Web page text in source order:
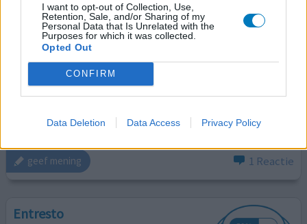
I want to opt-out of Collection, Use,
Retention, Sale, and/or Sharing of my
Personal Data that Is Unrelated with the
Purposes for which it was collected.
Opted Out
CONFIRM
Data Deletion Data Access Privacy Policy
Hoeveelheid bijwerkingen
Hartpompkracht na ritme stoornissen nog 22% na 4
weken Entresto 38% . Slecht geheugen slecht autorijden
slecht slapen vreselijk moe deze klachten werden zeker
niet minder maar je went eraan. Wel fietsen 3 x per week.
Toen de pomp kracht ineens zakte dubbele dosis, binnen
4 dagen helemaal van de kaart l. Trillend wakker worden.
Direct gestopt lijkt nu na 3 dagen echt veel[lees meer...]
geef mening 1 Reactie
Entresto